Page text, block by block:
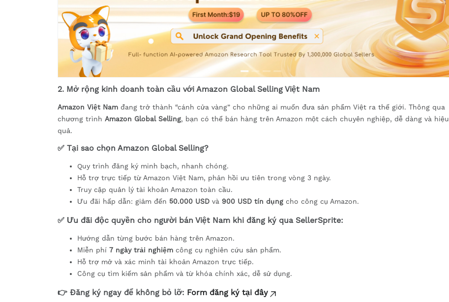
2. Mở rộng kinh doanh toàn cầu với Amazon Global Selling Việt Nam
Amazon Việt Nam đang trở thành “cánh cửa vàng” cho những ai muốn đưa sản phẩm Việt ra thế giới. Thông qua
chương trình Amazon Global Selling, bạn có thể bán hàng trên Amazon một cách chuyên nghiệp, dễ dàng và hiệu
quả.
✅ Tại sao chọn Amazon Global Selling?
Quy trình đăng ký minh bạch, nhanh chóng.
Hỗ trợ trực tiếp từ Amazon Việt Nam, phản hồi ưu tiên trong vòng 3 ngày.
Truy cập quản lý tài khoản Amazon toàn cầu.
Ưu đãi hấp dẫn: giảm đến 50.000 USD và 900 USD tín dụng cho công cụ Amazon.
✅ Ưu đãi độc quyền cho người bán Việt Nam khi đăng ký qua SellerSprite:
Hướng dẫn từng bước bán hàng trên Amazon.
Miễn phí 7 ngày trải nghiệm công cụ nghiên cứu sản phẩm.
Hỗ trợ mở và xác minh tài khoản Amazon trực tiếp.
Công cụ tìm kiếm sản phẩm và từ khóa chính xác, dễ sử dụng.
👉 Đăng ký ngay để không bỏ lỡ: Form đăng ký tại đây